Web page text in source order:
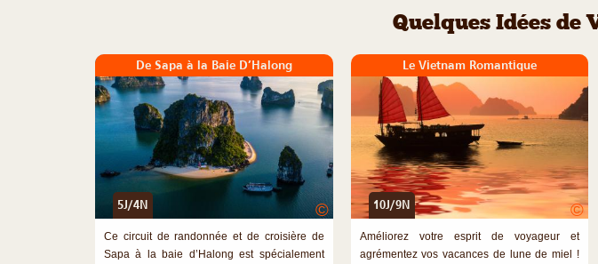
Quelques Idées de
De Sapa à la Baie D’Halong
5J/4N ©
Ce circuit de randonnée et de croisière de
Sapa à la baie d’Halong est spécialement
Le Vietnam Romantique
10J/9N ©
Améliorez votre esprit de voyageur et
agrémentez vos vacances de lune de miel !